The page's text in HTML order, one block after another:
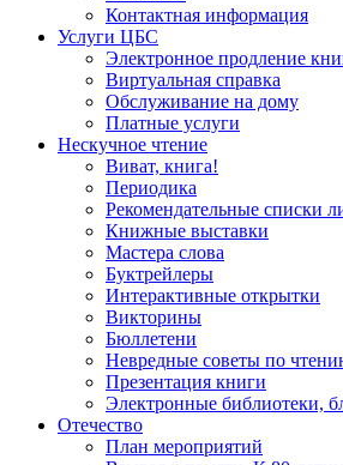
Контактная информация
Услуги ЦБС
Электронное продление
Виртуальная справка
Обслуживание на дому
Платные услуги
Нескучное чтение
Виват, книга!
Периодика
Рекомендательные списки
Книжные выставки
Мастера слова
Буктрейлеры
Интерактивные открытки
Викторины
Бюллетени
Невредные советы по
Презентация книги
Электронные библиотеки,
Отечество
План мероприятий